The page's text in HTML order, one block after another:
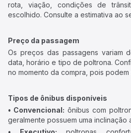
rota, viação, condições de
escolhido. Consulte a estimativa ao
Preço da passagem
Os preços das passagens variam
data, horário e tipo de poltrona.
no momento da compra, pois
Tipos de ônibus disponíveis
• Convencional: ônibus com
geralmente possuem uma inclinação